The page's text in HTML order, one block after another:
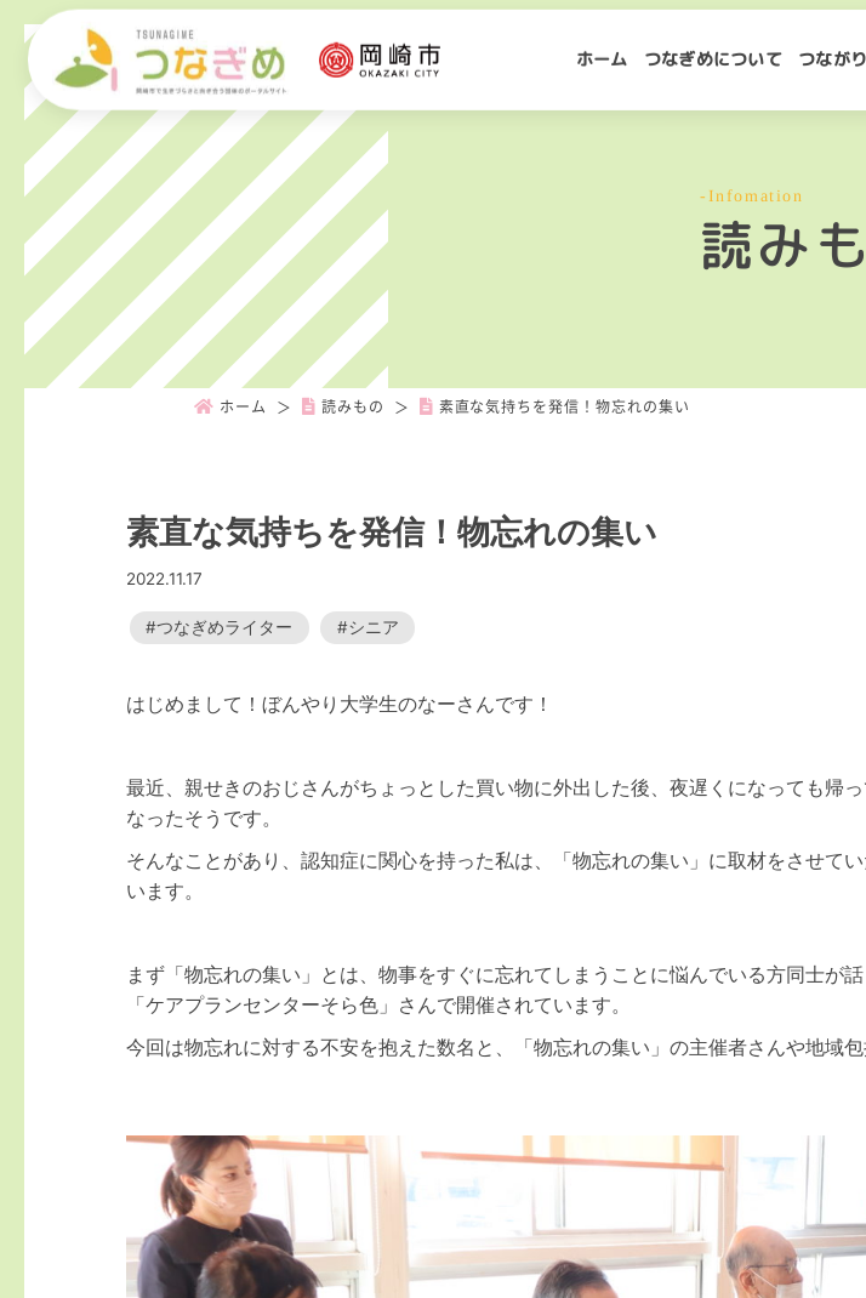
ホーム つなぎめについて つなが
-Infomation
読み
ホーム 読みもの 素直な気持ちを発信！物忘れの集い
素直な気持ちを発信！物忘れの集い
2022.11.17
つなぎめライター シニア
はじめまして！ぼんやり大学生のなーさんです！
最近、親せきのおじさんがちょっとした買い物に外出した後、夜遅くになっても帰
なったそうです。
そんなことがあり、認知症に関心を持った私は、「物忘れの集い」に取材をさせて
います。
まず「物忘れの集い」とは、物事をすぐに忘れてしまうことに悩んでいる方同士が
「ケアプランセンターそら色」さんで開催されています。
今回は物忘れに対する不安を抱えた数名と、「物忘れの集い」の主催者さんや地域